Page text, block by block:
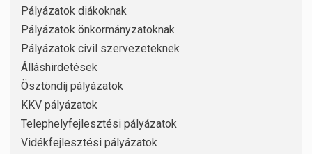
Pályázatok diákoknak
Pályázatok önkormányzatoknak
Pályázatok civil szervezeteknek
Álláshirdetések
Ösztöndíj pályázatok
KKV pályázatok
Telephelyfejlesztési pályázatok
Vidékfejlesztési pályázatok